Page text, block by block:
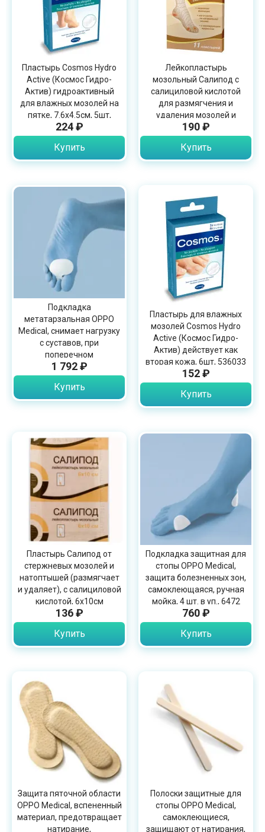
Пластырь Cosmos Hydro
Active (Космос Гидро-
Актив) гидроактивный
для влажных мозолей на
пятке, 7.6х4.5см, 5шт,
536013
224 ₽
Купить
Лейкопластырь
мозольный Салипод с
салициловой кислотой
для размягчения и
удаления мозолей и
натоптышей, 11шт
190 ₽
Купить
Подкладка
метатарзальная OPPO
Medical, снимает нагрузку
с суставов, при
поперечном
плоскостопии, гелевая,
6442
1 792 ₽
Купить
Пластырь для влажных
мозолей Cosmos Hydro
Active (Космос Гидро-
Актив) действует как
вторая кожа, 6шт, 536033
152 ₽
Купить
Пластырь Салипод от
стержневых мозолей и
натоптышей (размягчает
и удаляет), с салициловой
кислотой, 6х10см
136 ₽
Купить
Подкладка защитная для
стопы OPPO Medical,
защита болезненных зон,
самоклеющаяся, ручная
мойка, 4 шт. в уп., 6472
760 ₽
Купить
Защита пяточной области
OPPO Medical, вспененный
материал, предотвращает
натирание,
Полоски защитные для
стопы OPPO Medical,
самоклеющиеся,
защищают от натирания,